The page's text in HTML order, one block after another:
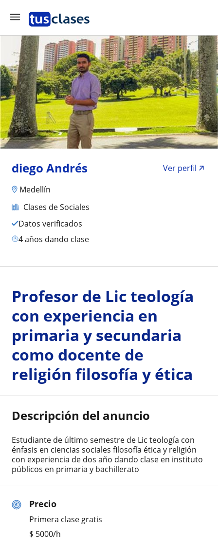
diego Andrés
Ver perfil
Medellín
Clases de Sociales
Datos verificados
4 años dando clase
Precio
Primera clase gratis
$ 5000/h
Profesor de Lic teología
con experiencia en
primaria y secundaria
como docente de
religión filosofía y ética
Descripción del anuncio
Estudiante de último semestre de Lic teología con
énfasis en ciencias sociales filosofía ética y religión
con experiencia de dos año dando clase en instituto
públicos en primaria y bachillerato